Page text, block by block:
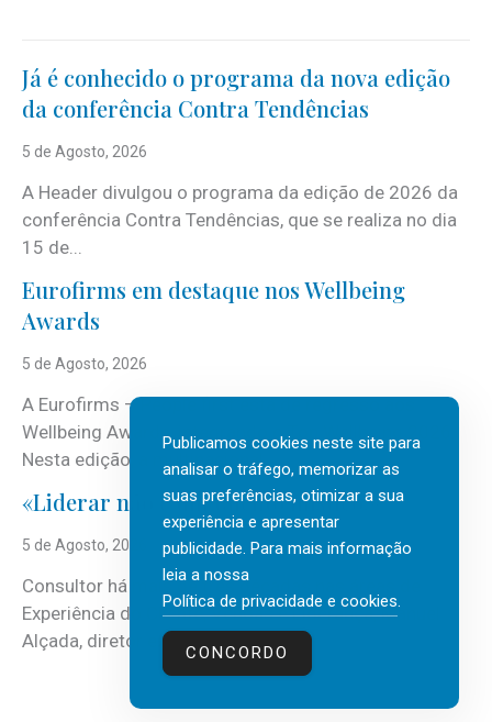
Já é conhecido o programa da nova edição
da conferência Contra Tendências
5 de Agosto, 2026
A Header divulgou o programa da edição de 2026 da
conferência Contra Tendências, que se realiza no dia
15 de...
Eurofirms em destaque nos Wellbeing
Awards
5 de Agosto, 2026
A Eurofirms – People first está de regresso aos
Wellbeing Awards, integrando o Top Wellbeing 2026.
Nesta edição, a multinacional...
«Liderar não é um talento místico.»
5 de Agosto, 2026
Consultor há mais de três décadas nas áreas de
Experiência do Cliente, Vendas e Liderança, Manuel
Alçada, diretor executivo da...
Publicamos cookies neste site para
analisar o tráfego, memorizar as
suas preferências, otimizar a sua
experiência e apresentar
publicidade. Para mais informação
leia a nossa
Política de privacidade e cookies.
CONCORDO